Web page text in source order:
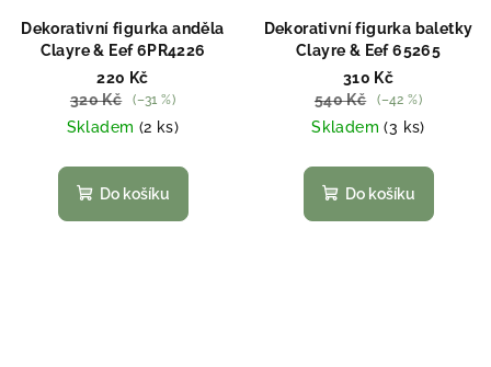
Dekorativní figurka anděla
Clayre & Eef 6PR4226
220 Kč
320 Kč
(–31 %)
Skladem (2 ks)
Do košíku
Dekorativní figurka baletky
Clayre & Eef 65265
310 Kč
540 Kč
(–42 %)
Skladem(3 ks)
Do košíku